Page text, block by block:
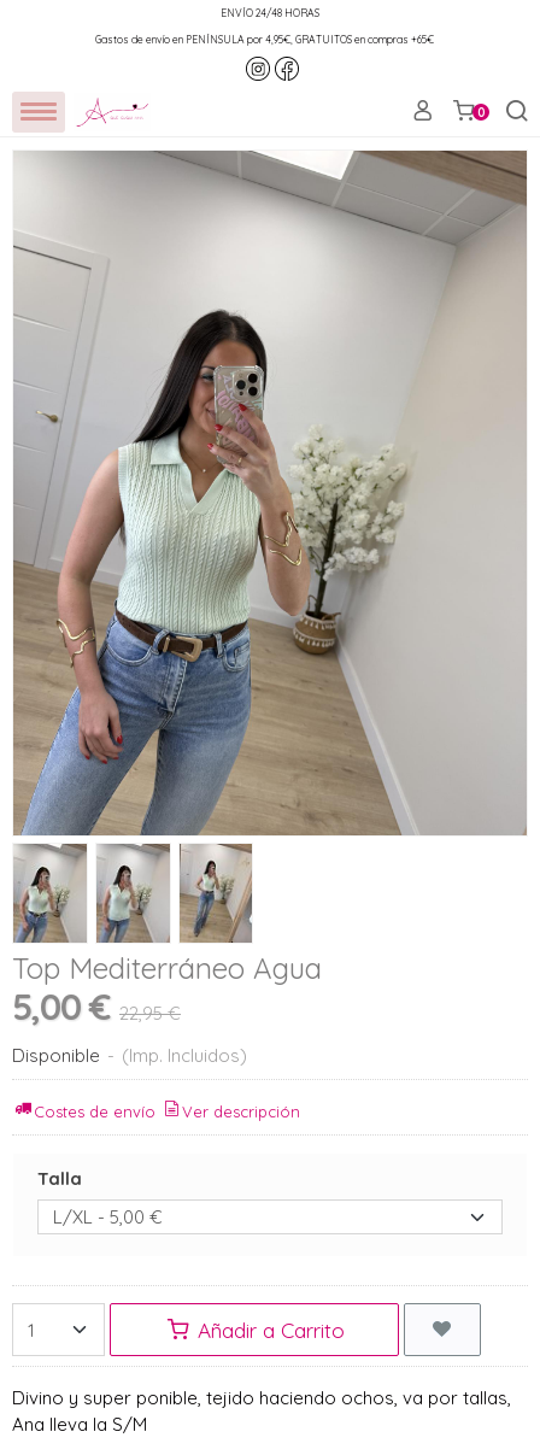
ENVÍO 24/48 HORAS
Gastos de envío en PENÍNSULA por 4,95€, GRATUITOS en compras +65€
0
Top Mediterráneo Agua
5,00 € 22,95 €
Disponible - (Imp. Incluidos)
Costes de envío Ver descripción
Talla
Añadir a Carrito
Divino y super ponible, tejido haciendo ochos, va por tallas,
Ana lleva la S/M